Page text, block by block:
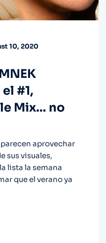
10, 2020
#1,
Mix… no
aprovechar
sus visuales,
lista la semana
que el verano ya